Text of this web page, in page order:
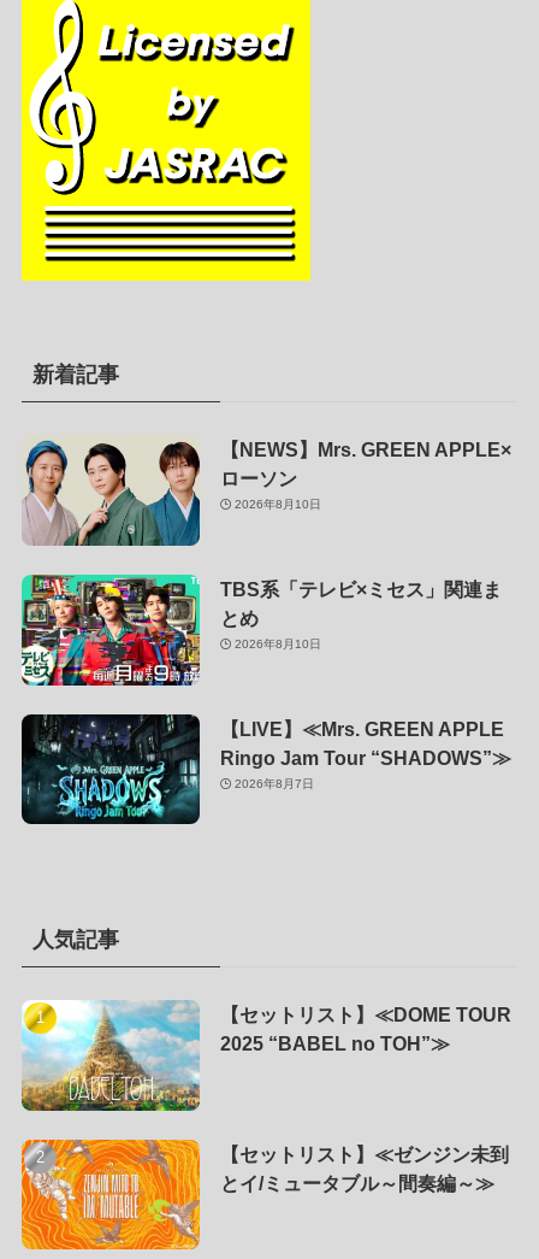
新着記事
【NEWS】Mrs. GREEN APPLE×
ローソン
2026年8月10日
TBS系「テレビ×ミセス」関連ま
とめ
2026年8月10日
【LIVE】≪Mrs. GREEN APPLE
Ringo Jam Tour “SHADOWS”≫
2026年8月7日
人気記事
【セットリスト】≪DOME TOUR
2025 “BABEL no TOH”≫
【セットリスト】≪ゼンジン未到
とイ/ミュータブル～間奏編～≫